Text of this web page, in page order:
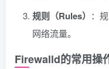
规则（Rules） ：
网络流量。
Firewalld的常用操